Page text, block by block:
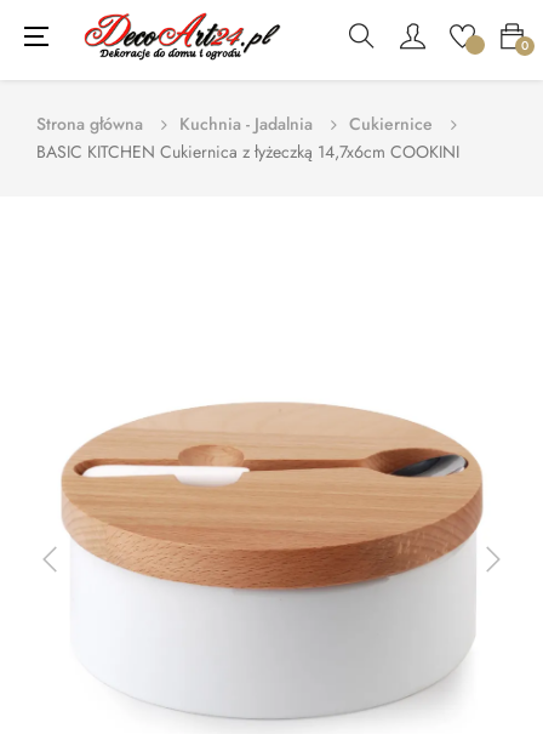
0
Toggle
navigation
☰
Strona główna Kuchnia - Jadalnia
Cukiernice
BASIC KITCHEN Cukiernica z łyżeczką 14,7x6cm COOKINI